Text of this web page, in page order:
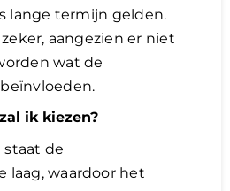
lange termijn gelden.
aangezien er niet
wat de
ik kiezen?
de
laag, waardoor het